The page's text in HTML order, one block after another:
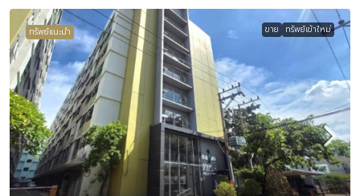
ทรัพย์แนะนำ ขาย ทรัพย์เข้าใหม่